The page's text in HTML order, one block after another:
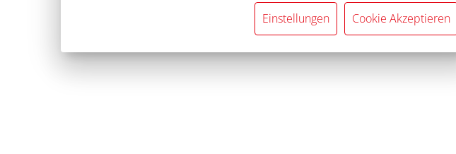
Einstellungen Cookie Akzeptieren